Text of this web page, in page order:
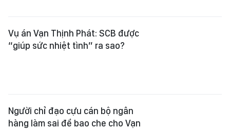
Vụ án Vạn Thịnh Phát: SCB được
“giúp sức nhiệt tình” ra sao?
Người chỉ đạo cựu cán bộ ngân
hàng làm sai để bao che cho Vạn